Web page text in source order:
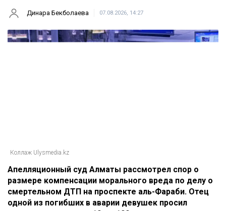
Динара Бекболаева 07.08.2026, 14:27
Коллаж Ulysmedia.kz
Апелляционный суд Алматы рассмотрел спор о
размере компенсации морального вреда по делу о
смертельном ДТП на проспекте аль-Фараби. Отец
одной из погибших в аварии девушек просил